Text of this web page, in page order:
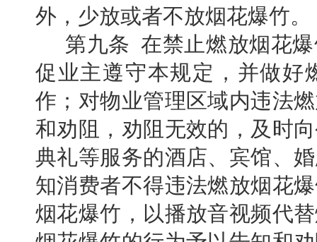
外，少放或者不放烟花爆竹。
第九条 在禁止燃放烟花
促业主遵守本规定，并做好
作；对物业管理区域内违法
和劝阻，劝阻无效的，及时
典礼等服务的酒店、宾馆、
知消费者不得违法燃放烟花
烟花爆竹，以播放音视频代